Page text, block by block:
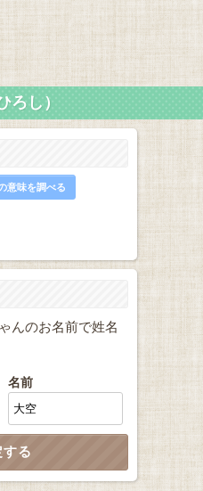
ろし）
意味を調べる
んのお名前で姓名
名前